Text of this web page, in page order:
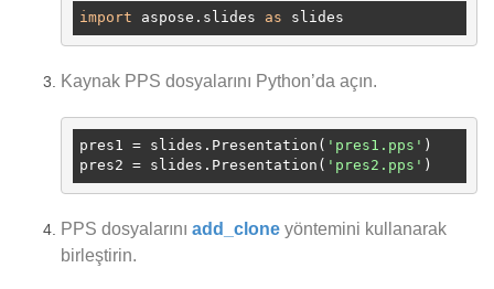
import aspose.slides as
Kaynak PPS dosyalarını Python’da açın.
pres1 = slides.Presentation( 'pres1.pps'
pres2 = slides.Presentation( 'pres2.pps'
PPS dosyalarını add_clone yöntemini kullanarak
birleştirin.